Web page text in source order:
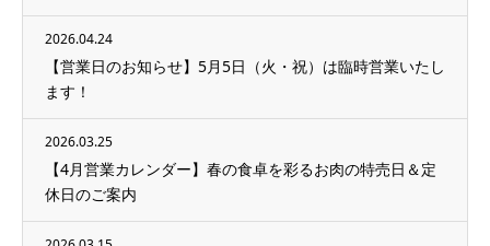
2026.04.24
【営業日のお知らせ】5月5日（火・祝）は臨時営業いたし
ます！
2026.03.25
【4月営業カレンダー】春の食卓を彩るお肉の特売日＆定
休日のご案内